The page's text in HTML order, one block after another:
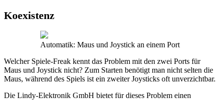
Koexistenz
Automatik: Maus und Joystick an einem Port
Welcher Spiele-Freak kennt das Problem mit den zwei Ports für
Maus und Joystick nicht? Zum Starten benötigt man nicht selten die
Maus, während des Spiels ist ein zweiter Joysticks oft unverzichtbar.
Die Lindy-Elektronik GmbH bietet für dieses Problem einen